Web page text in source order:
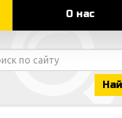
О нас